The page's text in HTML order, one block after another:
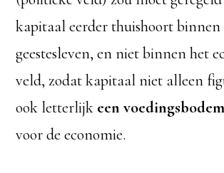
kapitaal eerder thuishoort binnen
geestesleven, en niet binnen het
veld, zodat kapitaal niet alleen
ook letterlijk een voedingsbodem
voor de economie.